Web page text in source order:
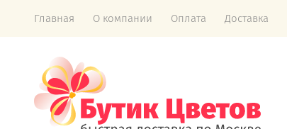
Главная О компании Оплата Доставка